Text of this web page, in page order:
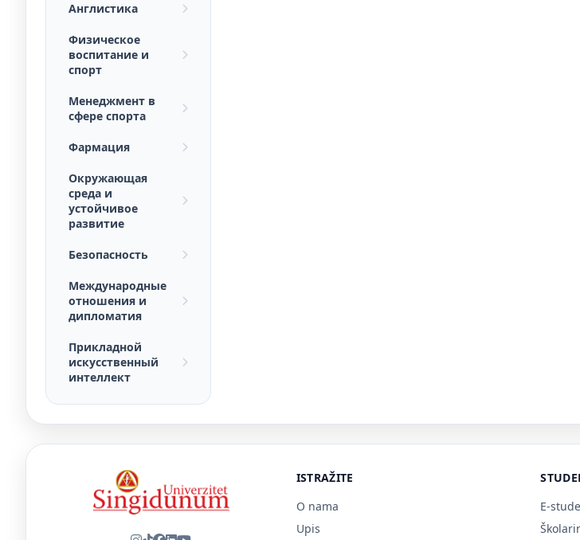
Англистика
Физическое
воспитание и
спорт
Менеджмент в
сфере спорта
Фармация
Окружающая
среда и
устойчивое
развитие
Безопасность
Международные
отношения и
дипломатия
Прикладной
искусственный
интеллект
ISTRAŽITE
O nama
Upis
E-